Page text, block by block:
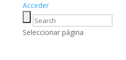
Acceder
Seleccionar página